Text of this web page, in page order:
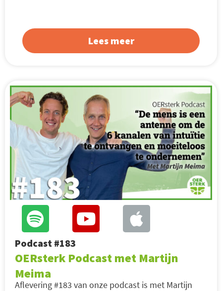
Lees meer
Podcast #183
OERsterk Podcast met Martijn
Meima
Aflevering #183 van onze podcast is met Martijn